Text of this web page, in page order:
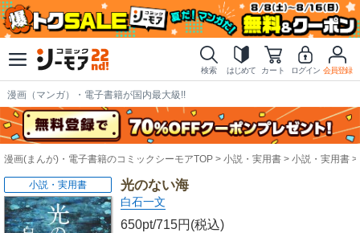
検索 はじめて カート ログイン 会員登録
漫画（マンガ）・電子書籍が国内最大級!!
漫画(まんが)・電子書籍のコミックシーモアTOP 小説・実用書 小説・実用書
光のない海
白石一文
650pt/715円(税込)
小説・実用書